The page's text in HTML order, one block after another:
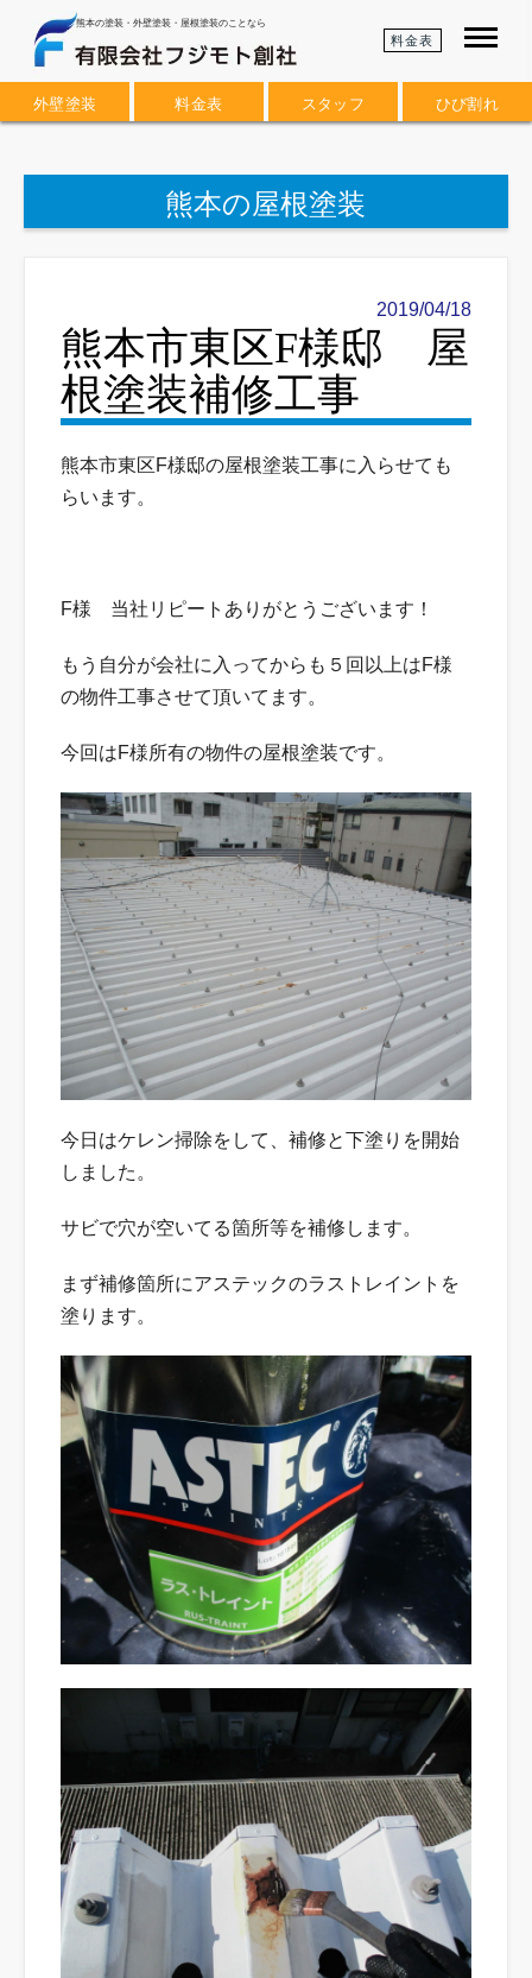
熊本の塗装・外壁塗装・屋根塗装のことなら
料金表
外壁塗装 料金表 スタッフ ひび割れ
熊本の屋根塗装
2019/04/18
熊本市東区F様邸 屋
根塗装補修工事
熊本市東区F様邸の屋根塗装工事に入らせても
らいます。
F様 当社リピートありがとうございます！
もう自分が会社に入ってからも５回以上はF様
の物件工事させて頂いてます。
今回はF様所有の物件の屋根塗装です。
今日はケレン掃除をして、補修と下塗りを開始
しました。
サビで穴が空いてる箇所等を補修します。
まず補修箇所にアステックのラストレイントを
塗ります。